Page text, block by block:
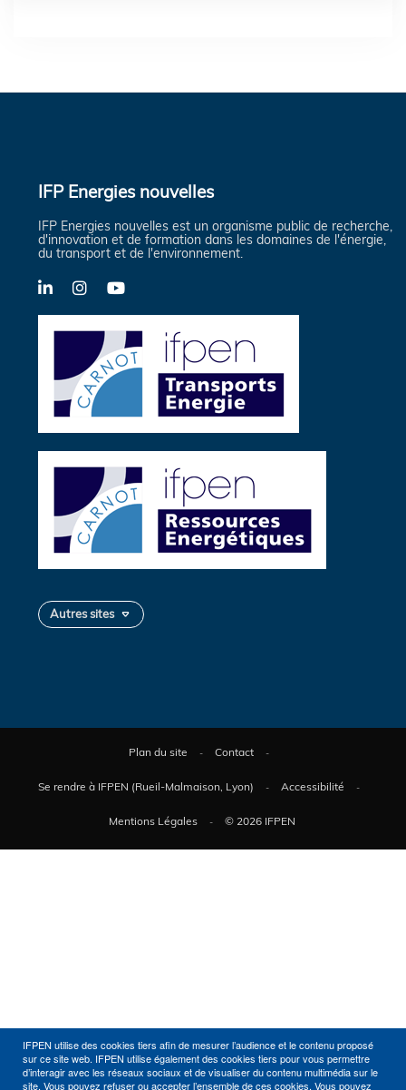
IFPEN utilise des cookies tiers afin de mesurer l’audience et le contenu proposé
sur ce site web. IFPEN utilise également des cookies tiers pour vous permettre
d’interagir avec les réseaux sociaux et de visualiser du contenu multimédia sur le
site. Vous pouvez refuser ou accepter l’ensemble de ces cookies. Vous pouvez
IFP Energies nouvelles
IFP Energies nouvelles est un organisme public de recherche,
d'innovation et de formation dans les domaines de l'énergie,
du transport et de l'environnement.
LinkedInInstagramYouTube
Autres sites
Plan du site Contact
Se rendre à IFPEN (Rueil-Malmaison, Lyon) Accessibilité
Mentions Légales © 2026 IFPEN